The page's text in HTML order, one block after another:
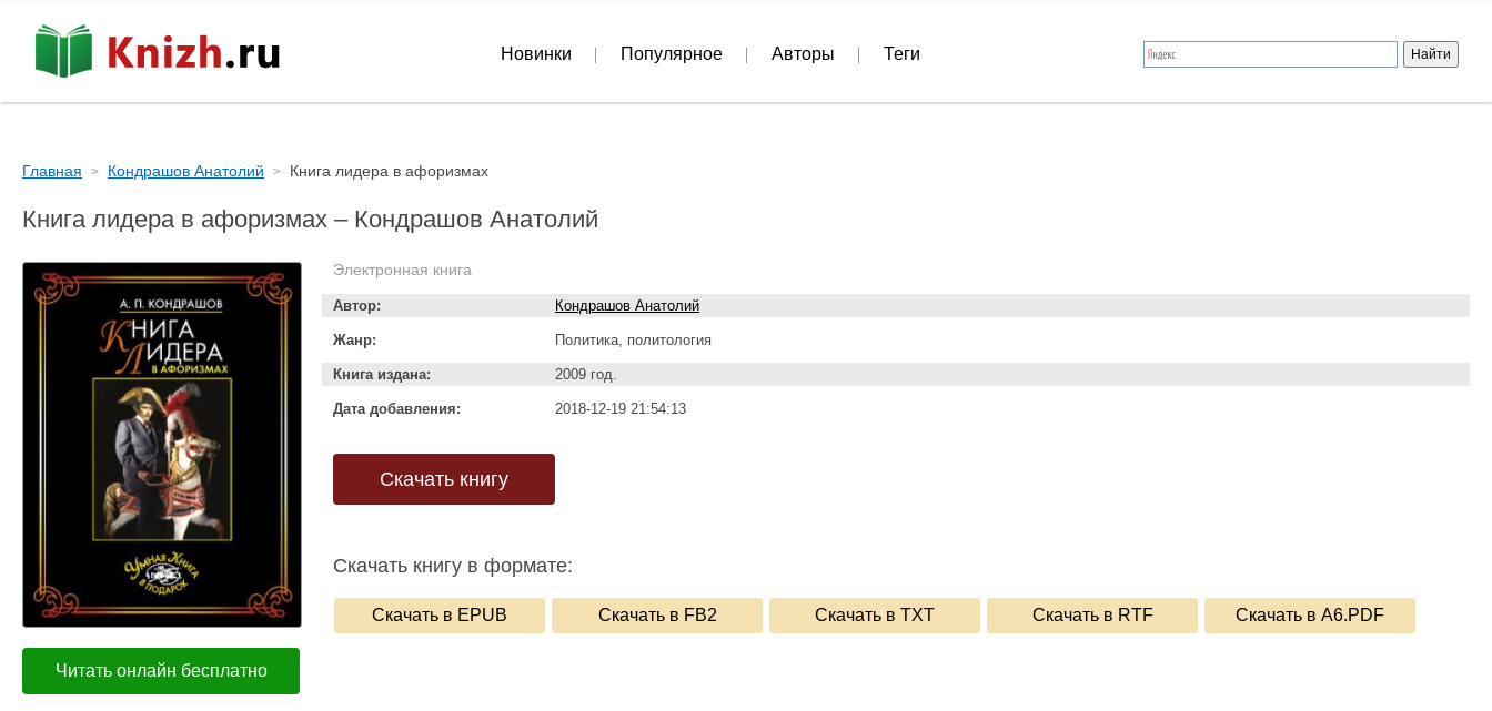
Главная Кондрашов Анатолий Книга лидера в афоризмах
Книга лидера в афоризмах – Кондрашов Анатолий
Читать онлайн бесплатно
Электронная книга
Автор: Кондрашов Анатолий
Жанр: Политика, политология
Книга издана: 2009 год.
Дата добавления: 2018-12-19 21:54:13
Скачать книгу
Скачать книгу в формате:
Скачать в EPUB Скачать в FB2 Скачать в TXT Скачать в RTF Скачать в A6.PDF
Новинки Популярное Авторы Теги